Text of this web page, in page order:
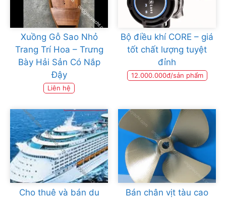
Xuồng Gỗ Sao Nhỏ
Trang Trí Hoa – Trưng
Bày Hải Sản Có Nắp
Đậy
Liên hệ
Bộ điều khí CORE – giá
tốt chất lượng tuyệt
đỉnh
12.000.000đ/sản phẩm
Cho thuê và bán du
Bán chân vịt tàu cao